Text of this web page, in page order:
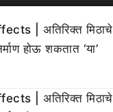
| अतिरिक्त मिठाचे
होऊ शकतात ‘या’
| अतिरिक्त मिठाचे